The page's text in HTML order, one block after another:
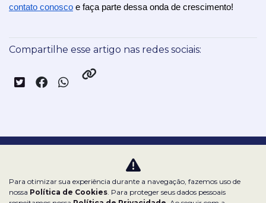
contato conosco e faça parte dessa onda de crescimento!
Compartilhe esse artigo nas redes sociais:
Para otimizar sua experiência durante a navegação, fazemos uso de
nossa Política de Cookies. Para proteger seus dados pessoais